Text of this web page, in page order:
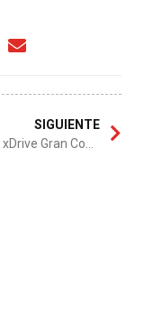
SIGUIENTE
BMW 428i xDrive Gran Coupé Aut